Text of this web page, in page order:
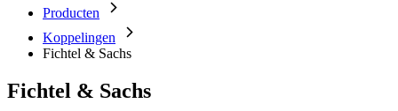
Producten
Koppelingen
Fichtel & Sachs
Fichtel & Sachs